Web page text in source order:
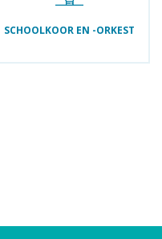
SCHOOLKOOR EN -ORKEST